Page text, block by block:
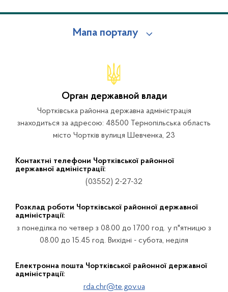
Мапа порталу
Орган державной влади
Чортківська районна державна адміністрація
знаходиться за адресою: 48500 Тернопільська область
місто Чортків вулиця Шевченка, 23
Контактні телефони Чортківської районної
державної адміністрації:
(03552) 2-27-32
Розклад роботи Чортківської районної державної
адміністрації:
з понеділка по четвер з 08.00 до 17.00 год. у п"ятницю з
08.00 до 15.45 год. Вихідні - субота, неділя
Електронна пошта Чортківської районної державної
адміністрації:
rda.chr@te.gov.ua